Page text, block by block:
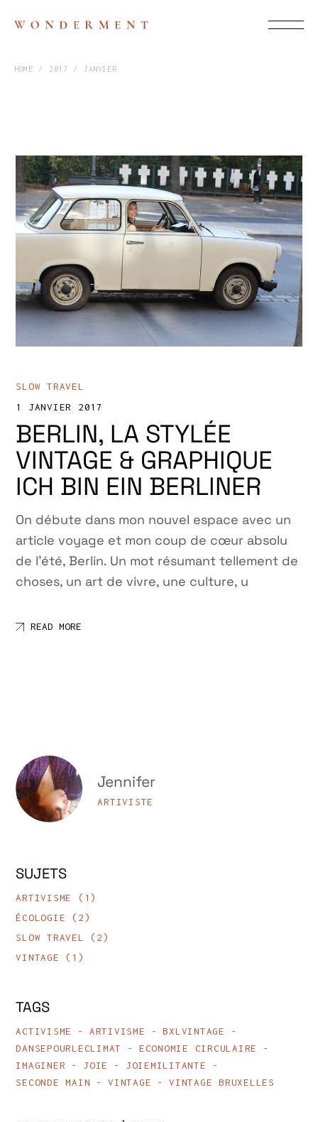
HOME 2017 JANVIER
SLOW TRAVEL
1 JANVIER 2017
BERLIN, LA STYLÉE
VINTAGE & GRAPHIQUE
ICH BIN EIN BERLINER
On débute dans mon nouvel espace avec un
article voyage et mon coup de cœur absolu
de l’été, Berlin. Un mot résumant tellement de
choses, un art de vivre, une culture, u
READ MORE
Jennifer
ARTIVISTE
SUJETS
ARTIVISME
(1)
ÉCOLOGIE (2)
SLOW TRAVEL
(2)
VINTAGE
(1)
TAGS
ACTIVISME ARTIVISME
BXLVINTAGE
DANSEPOURLECLIMAT
ECONOMIE CIRCULAIRE
IMAGINER
JOIE
JOIEMILITANTE
SECONDE MAIN
VINTAGE VINTAGE BRUXELLES